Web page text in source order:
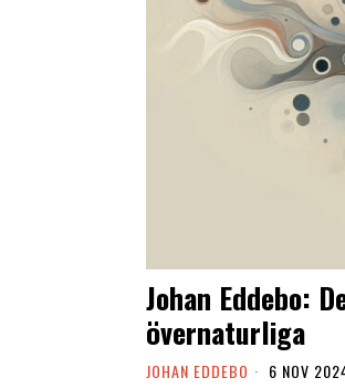
Johan Eddebo:
övernaturliga
JOHAN EDDEBO 6 NOV